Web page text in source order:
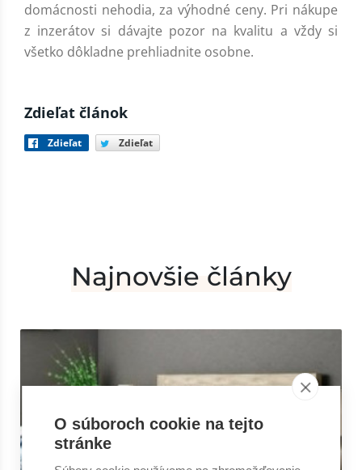
domácnosti nehodia, za výhodné ceny. Pri nákupe
z inzerátov si dávajte pozor na kvalitu a vždy si
všetko dôkladne prehliadnite osobne.
Zdieľat článok
Zdieľat Zdieľat
Najnovšie články
O súboroch cookie na tejto
stránke